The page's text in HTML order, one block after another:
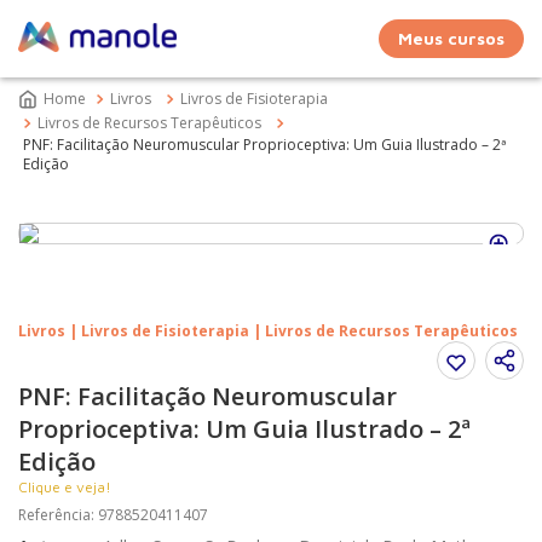
Meus cursos
Livros
Livros de Fisioterapia
Livros de Recursos Terapêuticos
PNF: Facilitação Neuromuscular Proprioceptiva: Um Guia Ilustrado – 2ª
Edição
Livros | Livros de Fisioterapia | Livros de Recursos Terapêuticos
PNF: Facilitação Neuromuscular
Proprioceptiva: Um Guia Ilustrado – 2ª
Edição
Clique e veja!
Referência: 9788520411407